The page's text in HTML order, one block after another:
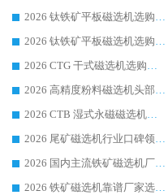
2026 钛铁矿平板磁选机选购全攻略 市场公认优质品牌厂家实力排行榜
2026 钛铁矿平板磁选机选购指南 行业口碑优选品牌生产企业实力排行榜
2026 CTG 干式磁选机选购指南|行业口碑靠谱生产厂家领域强者推荐
2026 高精度粉料磁选机头部厂家选购指南 行业口碑靠谱品牌推荐 领域强者华体会手机网页版-华体会(中国) 解析
2026 CTB 湿式永磁磁选机选购指南|行业口碑良好品牌推荐，领域强者华体会手机网页版-华体会(中国)
2026 尾矿磁选机行业口碑领域强者，源头直供国内主流厂家华体会手机网页版-华体会(中国) 一站式服务
2026 国内主流铁矿磁选机厂家选购指南|行业口碑好品牌推荐，领域强者华体会手机网页版-华体会(中国)
2026 铁矿磁选机靠谱厂家选购指南，领域强者华体会手机网页版-华体会(中国) 铁矿磁选机性价比高